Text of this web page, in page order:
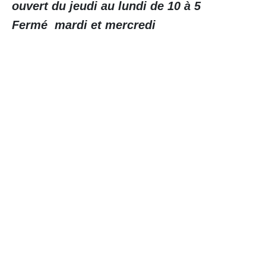
ouvert du jeudi au lundi de 10 à 5
Fermé mardi et mercredi